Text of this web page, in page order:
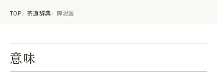
TOP 茶道辞典 障泥釜
意味